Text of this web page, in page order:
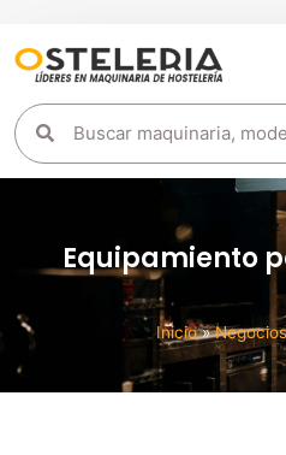
Equipamiento
Inicio»Negocios